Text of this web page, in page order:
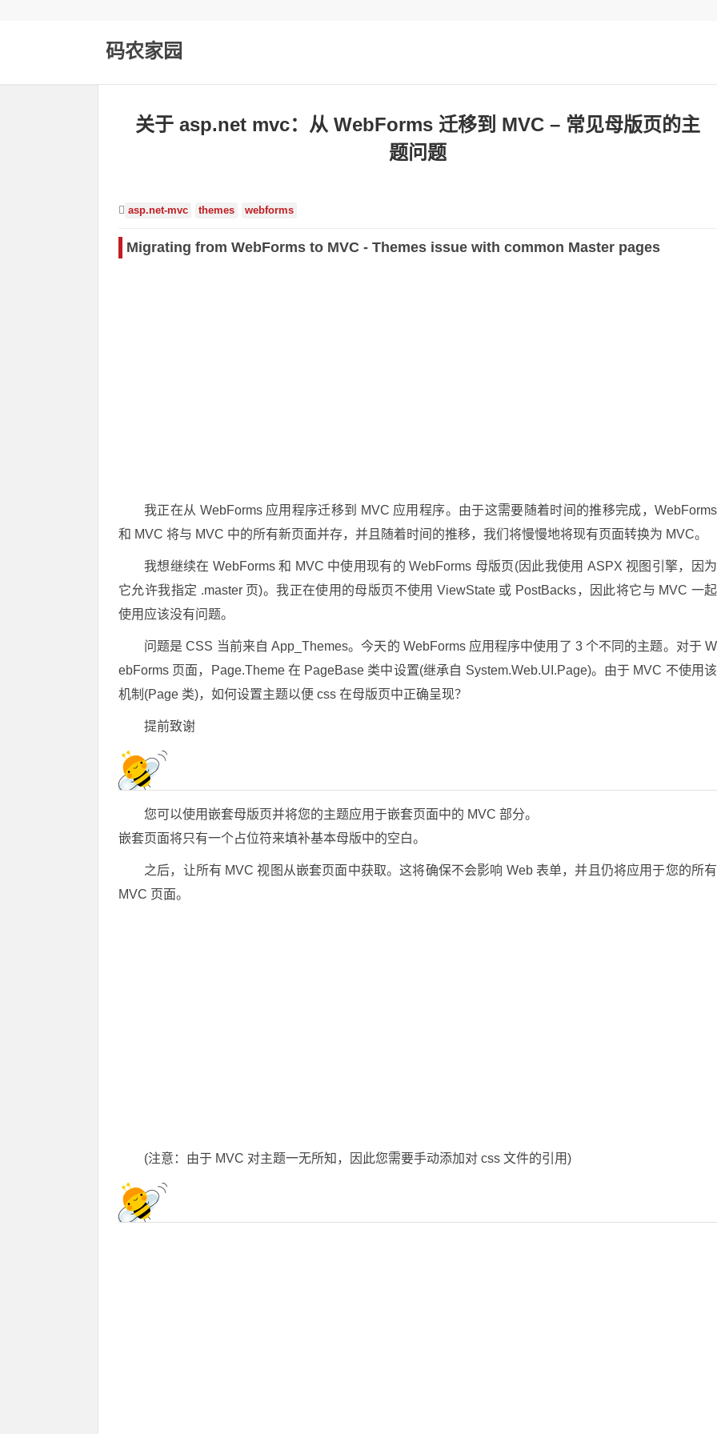
码农家园
关于 asp.net mvc：从 WebForms 迁移到 MVC – 常见母版页的主
题问题
asp.net-mvc themes webforms
Migrating from WebForms to MVC - Themes issue with common Master pages
我正在从 WebForms 应用程序迁移到 MVC 应用程序。由于这需要随着时间的推移完成，WebForms
和 MVC 将与 MVC 中的所有新页面并存，并且随着时间的推移，我们将慢慢地将现有页面转换为 MVC。
我想继续在 WebForms 和 MVC 中使用现有的 WebForms 母版页(因此我使用 ASPX 视图引擎，因为
它允许我指定 .master 页)。我正在使用的母版页不使用 ViewState 或 PostBacks，因此将它与 MVC 一起
使用应该没有问题。
问题是 CSS 当前来自 App_Themes。今天的 WebForms 应用程序中使用了 3 个不同的主题。对于 W
ebForms 页面，Page.Theme 在 PageBase 类中设置(继承自 System.Web.UI.Page)。由于 MVC 不使用该
机制(Page 类)，如何设置主题以便 css 在母版页中正确呈现？
提前致谢
您可以使用嵌套母版页并将您的主题应用于嵌套页面中的 MVC 部分。
嵌套页面将只有一个占位符来填补基本母版中的空白。
之后，让所有 MVC 视图从嵌套页面中获取。这将确保不会影响 Web 表单，并且仍将应用于您的所有
MVC 页面。
(注意：由于 MVC 对主题一无所知，因此您需要手动添加对 css 文件的引用)